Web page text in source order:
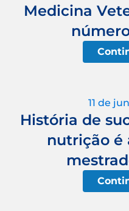
Medicina
11 de
História de
nutrição é